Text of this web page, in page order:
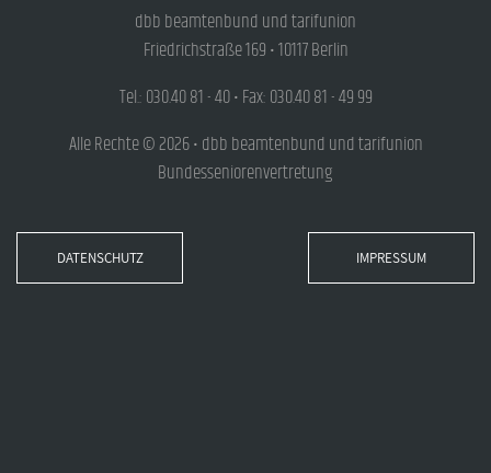
dbb beamtenbund und tarifunion
Friedrichstraße 169 • 10117 Berlin
Tel.: 030.40 81 - 40 • Fax: 030.40 81 - 49 99
Alle Rechte © 2026 • dbb beamtenbund und tarifunion
Bundesseniorenvertretung
DATENSCHUTZ IMPRESSUM